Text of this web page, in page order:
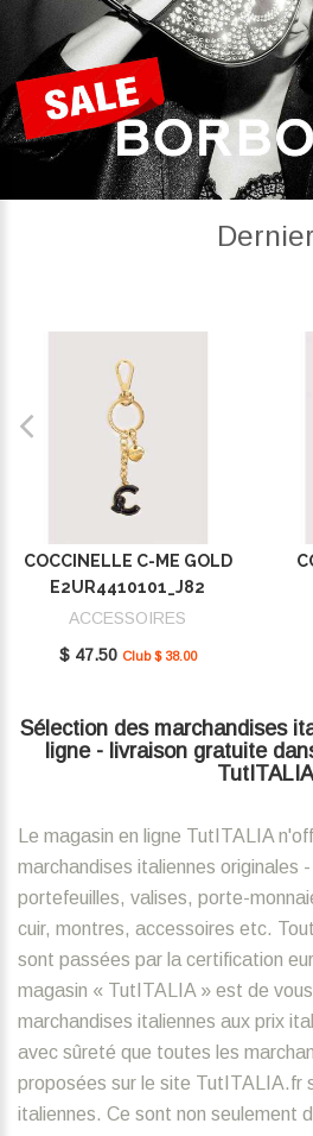
Dernier
COCCINELLE C-ME GOLD
E2UR4410101_J82
ACCESSOIRES
$ 47.50 Club $ 38.00
Sélection des marchandises
ligne - livraison gratuite
TutITALIA
Le magasin en ligne TutITALIA
marchandises italiennes originales
portefeuilles, valises, porte-
cuir, montres, accessoires etc.
sont passées par la certification
magasin « TutITALIA » est de
marchandises italiennes aux prix
avec sûreté que toutes les
proposées sur le site TutITALIA.fr
italiennes. Ce sont non seulement